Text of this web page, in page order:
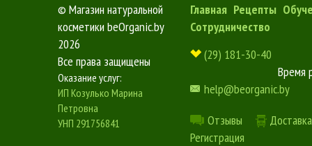
© Магазин натуральной
косметики beOrganic.by
2026
Все права защищены
Оказание услуг:
ИП Козулько Марина
Петровна
УНП 291756841
Главная Рецепты
Сотрудничество
(29) 181-30-40
Время
help@beorganic.by
Отзывы
Регистрация